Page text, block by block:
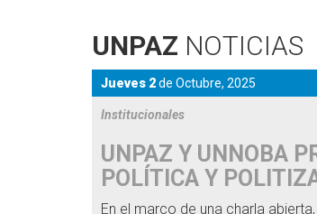
UNPAZ NOTICIAS
Jueves 2de Octubre, 2025
Institucionales
UNPAZ Y UNNOBA
POLÍTICA Y
En el marco de una charla